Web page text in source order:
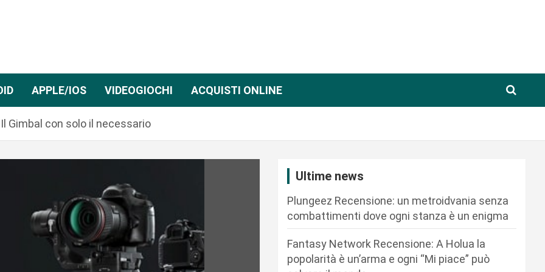
APPLE/IOS VIDEOGIOCHI ACQUISTI ONLINE
Gimbal con solo il necessario
Ultime news
Plungeez Recensione: un metroidvania senza
combattimenti dove ogni stanza è un enigma
Fantasy Network Recensione: A Holua la
popolarità è un’arma e ogni “Mi piace” può